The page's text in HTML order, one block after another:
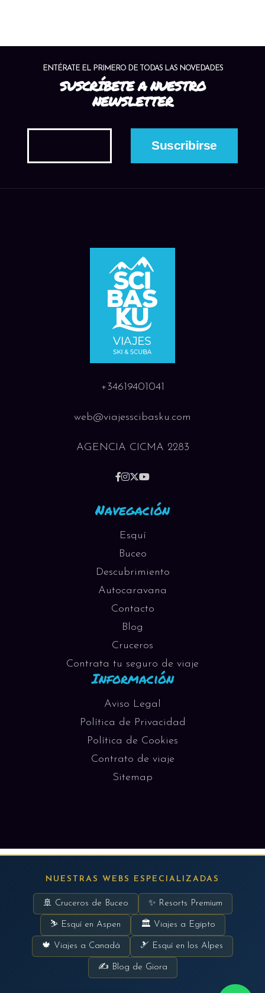
ENTÉRATE EL PRIMERO DE TODAS LAS NOVEDADES
SUSCRÍBETE A NUESTRO
NEWSLETTER
+34619401041
web@viajesscibasku.com
AGENCIA CICMA 2283
Navegación
Esquí
Buceo
Descubrimiento
Autocaravana
Contacto
Blog
Cruceros
Contrata tu seguro de viaje
Información
Aviso Legal
Política de Privacidad
Política de Cookies
Contrato de viaje
Sitemap
NUESTRAS WEBS ESPECIALIZADAS
🚢 Cruceros de Buceo ✨ Resorts Premium
⛷ Esquí en Aspen 🏛 Viajes a Egipto
🍁 Viajes a Canadá 🎿 Esquí en los Alpes
✍ Blog de Giora